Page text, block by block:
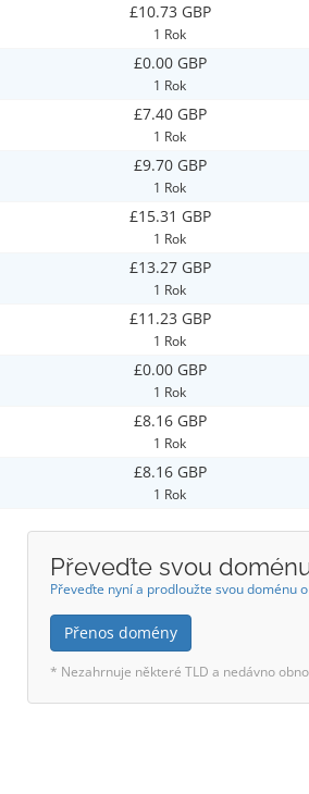
£10.73 GBP
1 Rok
£0.00 GBP
1 Rok
£7.40 GBP
1 Rok
£9.70 GBP
1 Rok
£15.31 GBP
1 Rok
£13.27 GBP
1 Rok
£11.23 GBP
1 Rok
£0.00 GBP
1 Rok
£8.16 GBP
1 Rok
£8.16 GBP
1 Rok
Převeďte svou
Převeďte nyní a prodloužte svou doménu
Přenos domény
* Nezahrnuje některé TLD a nedávno